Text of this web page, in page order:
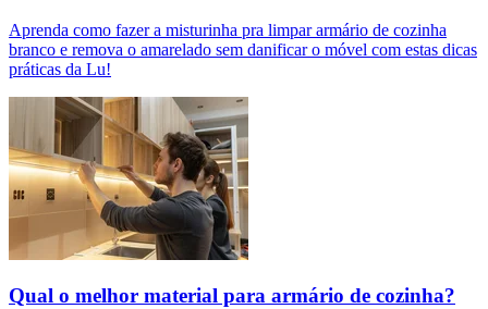
Aprenda como fazer a misturinha pra limpar armário de cozinha
branco e remova o amarelado sem danificar o móvel com estas dicas
práticas da Lu!
Qual o melhor material para armário de cozinha?